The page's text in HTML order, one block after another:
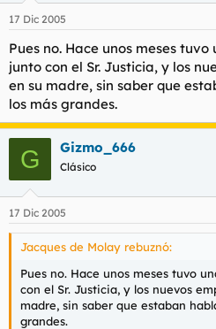
17 Dic 2005
Pues no. Hace unos meses
junto con el Sr. Justicia, y los
en su madre, sin saber que
los más grandes.
G Gizmo_666
Clásico
17 Dic 2005
Jacques de Molay rebuznó:
Pues no. Hace unos meses tuvo
con el Sr. Justicia, y los nuevos
madre, sin saber que estaban
grandes.